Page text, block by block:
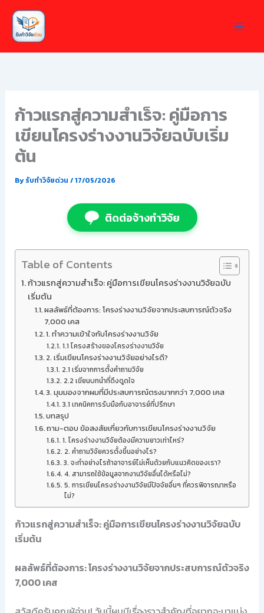
Skip
content
ก้าวแรกสู่ความสำเร็จ: คู่มือการ
เขียนโครงร่างงานวิจัยฉบับเริ่ม
ต้น
Byรับทำวิจัยด่วน /17/05/2026
ติดต่อจ้างทำวิจัย
Table of Contents
ก้าวแรกสู่ความสำเร็จ: คู่มือการเขียนโครงร่างงานวิจัยฉบับ
เริ่มต้น
ผลลัพธ์ที่ต้องการ: โครงร่างงานวิจัยจากประสบการณ์ตัวจริง
7,000 เคส
1. ทำความเข้าใจกับโครงร่างงานวิจัย
1.1 โครงสร้างของโครงร่างงานวิจัย
2. เริ่มเขียนโครงร่างงานวิจัยอย่างไรดี?
2.1 เริ่มจากการตั้งคำถามวิจัย
2.2 เขียนบทนำที่ดึงดูดใจ
3. มุมมองจากผมที่มีประสบการณ์ตรงมากกว่า 7,000 เคส
3.1 เทคนิคการรับมือกับอาจารย์ที่ปรึกษา
บทสรุป
ถาม-ตอบ ข้อสงสัยเกี่ยวกับการเขียนโครงร่างงานวิจัย
1. โครงร่างงานวิจัยต้องมีความยาวเท่าไหร่?
2. คำถามวิจัยควรตั้งขึ้นอย่างไร?
3. จะทำอย่างไรถ้าอาจารย์ไม่เห็นด้วยกับแนวคิดของเรา?
4. สามารถใช้ข้อมูลจากงานวิจัยอื่นได้หรือไม่?
5. การเขียนโครงร่างงานวิจัยมีปัจจัยอื่นๆ ที่ควรพิจารณาหรือ
ไม่?
ก้าวแรกสู่ความสำเร็จ: คู่มือการเขียนโครงร่างงานวิจัยฉบับ
เริ่มต้น
ผลลัพธ์ที่ต้องการ: โครงร่างงานวิจัยจากประสบการณ์ตัวจริง
7,000 เคส